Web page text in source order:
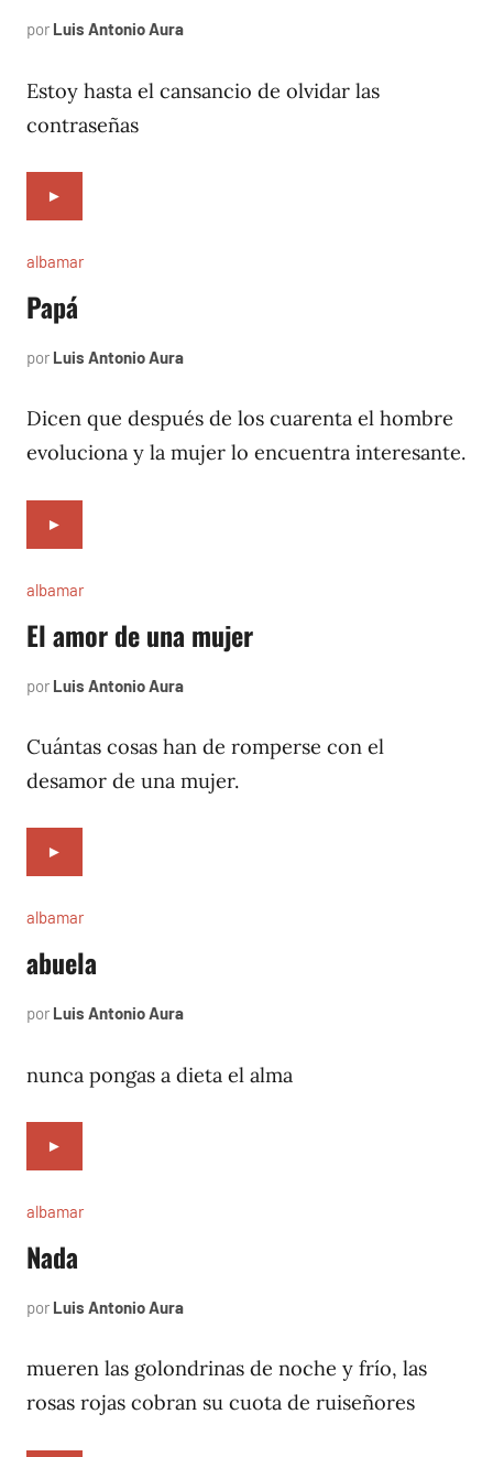
por Luis Antonio Aura
2005
Estoy hasta el cansancio de olvidar las
contraseñas
►
albamar
Papá
por Luis Antonio Aura
1996
Dicen que después de los cuarenta el hombre
evoluciona y la mujer lo encuentra interesante.
►
albamar
El amor de una mujer
por Luis Antonio Aura
1996
Cuántas cosas han de romperse con el
desamor de una mujer.
►
albamar
abuela
por Luis Antonio Aura
1996
nunca pongas a dieta el alma
►
albamar
Nada
por Luis Antonio Aura
1996
mueren las golondrinas de noche y frío, las
rosas rojas cobran su cuota de ruiseñores